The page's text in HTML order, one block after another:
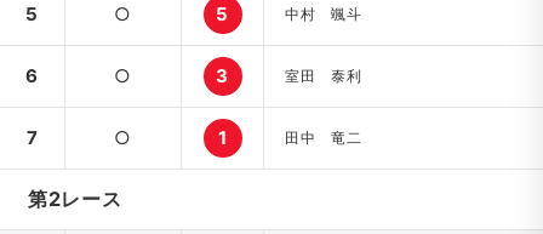
5 ○ 5 中村 颯斗
6 ○ 3 室田 泰利
7 ○ 1 田中 竜二
第2レース